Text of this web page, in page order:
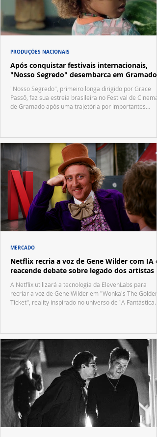
Após conquistar festivais internacionais,
"Nosso Segredo" desembarca em Gramado
"Nosso Segredo", primeiro longa dirigido por Grace
Passô, faz sua estreia brasileira no Festival de Cinema
de Gramado após uma trajetória por importantes
PRODUÇÕES NACIONAIS
Netflix recria a voz de Gene Wilder com IA e
reacende debate sobre legado dos artistas
A Netflix utilizará a tecnologia da ElevenLabs para
recriar a voz de Gene Wilder em "Wonka's The Golden
Ticket", reality inspirado no universo de "A Fantástica
MERCADO